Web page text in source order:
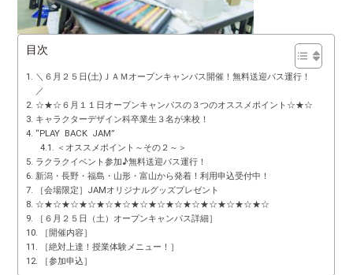
目次
＼６月２５日(土)ＪＡＭオープンキャンパス開催！無料送迎バス運行！
／
☆★☆６月１１日オープンキャンパスの３つのオススメポイント☆★☆
キャラクターデザイン科卒業生３名が来校！
“PLAY BACK JAM”
＜オススメポイント～その２～＞
ラクラクイベント参加♪無料送迎バス運行！
新潟・長野・福島・山形・富山から発着！利用申込受付中！
［会場限定］JAMオリジナルグッズプレゼント
☆★☆★☆★☆★☆★☆★☆★☆★☆★☆★☆★☆★☆★☆
［６月２５日（土）オープンキャンパス詳細］
［開催内容］
［絶対上達！授業体験メニュー！］
［参加申込］